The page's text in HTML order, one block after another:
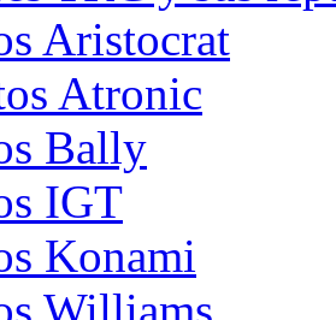
Aristocrat
Atronic
Bally
IGT
Konami